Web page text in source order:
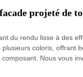
projeté de
du rendu lisse à des
coloris, offrant
Nous vous